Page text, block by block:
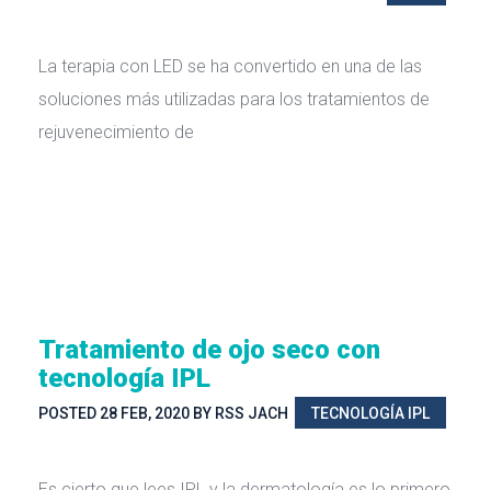
La terapia con LED se ha convertido en una de las
soluciones más utilizadas para los tratamientos de
rejuvenecimiento de
Tratamiento de ojo seco con
tecnología IPL
POSTED 28 FEB, 2020 BY RSS JACH TECNOLOGÍA IPL